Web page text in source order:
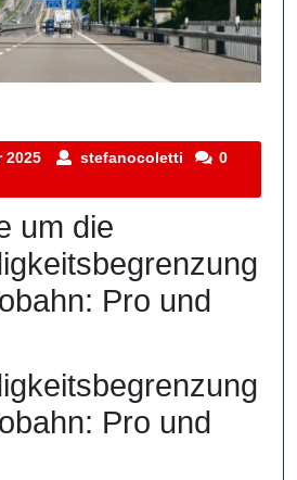
2025
18
2025
stefanocoletti stefanocoletti
0
um die
Pro und
Pro und